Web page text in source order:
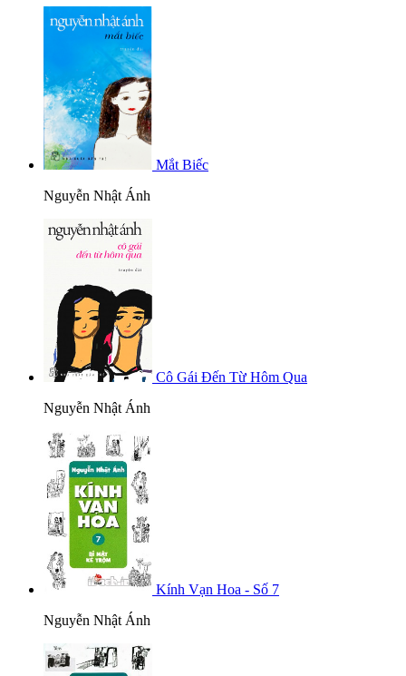
Mắt Biếc
Nguyễn Nhật Ánh
Cô Gái Đến Từ Hôm Qua
Nguyễn Nhật Ánh
Kính Vạn Hoa - Số 7
Nguyễn Nhật Ánh